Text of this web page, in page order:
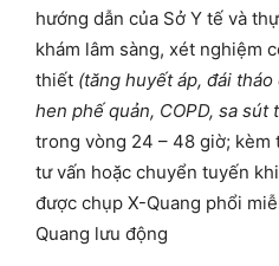
hướng dẫn của Sở Y tế và
khám lâm sàng, xét nghiệm
thiết (tăng huyết áp, đái
hen phế quản, COPD, sa sút
trong vòng 24 – 48 giờ;
tư vấn hoặc chuyển tuyến
được chụp X-Quang phổi
Quang lưu động